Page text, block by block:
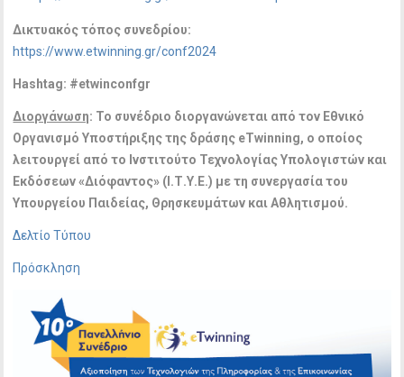
Δικτυακός τόπος συνεδρίου:
https://www.etwinning.gr/conf2024
Hashtag: #etwinconfgr
Διοργάνωση: Το συνέδριο διοργανώνεται από τον Εθνικό
Οργανισμό Υποστήριξης της δράσης eTwinning, ο οποίος
λειτουργεί από το Ινστιτούτο Τεχνολογίας Υπολογιστών και
Εκδόσεων «Διόφαντος» (Ι.Τ.Υ.Ε.) με τη συνεργασία του
Υπουργείου Παιδείας, Θρησκευμάτων και Αθλητισμού.
Δελτίο Τύπου
Πρόσκληση